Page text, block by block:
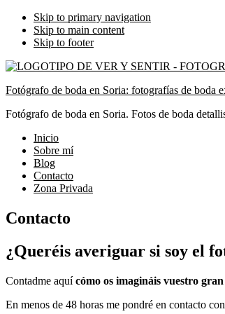
Skip to primary navigation
Skip to main content
Skip to footer
Fotógrafo de boda en Soria: fotografías de boda
Fotógrafo de boda en Soria. Fotos de boda
Inicio
Sobre mí
Blog
Contacto
Zona Privada
Contacto
¿Queréis averiguar si soy el
Contadme aquícómo os imagináis vuestro
En menos de 48 horas me pondré en contacto